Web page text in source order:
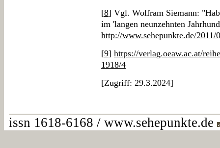
[8] Vgl. Wolfram Siemann:
im 'langen neunzehnten
http://www.sehepunkte.de/2011/
[9] https://verlag.oeaw.ac.at/
1918/4
[Zugriff: 29.3.2024]
issn 1618-6168 / www.sehepunkte.de